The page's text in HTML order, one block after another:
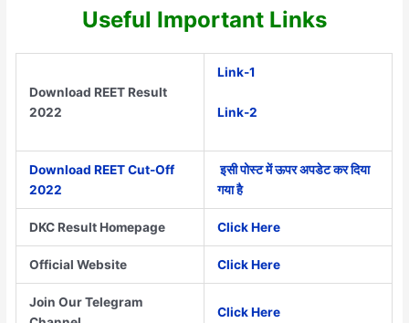
Useful Important Links
Download REET Result
2022
Link-1
Link-2
Download REET Cut-Off
2022
इसी पोस्ट में ऊपर अपडेट कर दिया
गया है
DKC Result Homepage Click Here
Official Website Click Here
Join Our Telegram
Click Here